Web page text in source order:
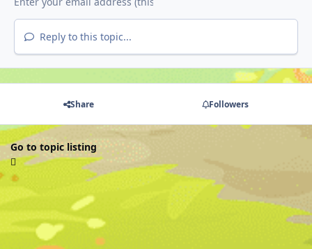
Reply to this topic...
Share Followers
Go to topic listing